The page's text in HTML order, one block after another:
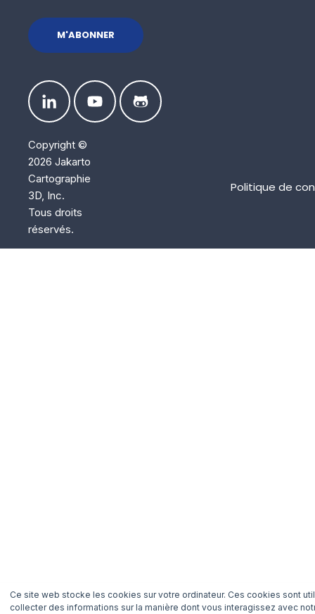
Ce site web stocke les cookies sur votre ordinateur. Ces cookies sont
collecter des informations sur la manière dont vous interagissez avec
Copyright ©
2026 Jakarto
Cartographie
3D, Inc.
Tous droits
réservés.
Politique de